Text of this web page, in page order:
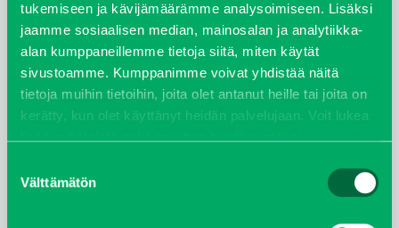
tukemiseen ja kävijämäärämme analysoimiseen. Lisäksi
jaamme sosiaalisen median, mainosalan ja analytiikka-
alan kumppaneillemme tietoja siitä, miten käytät
sivustoamme. Kumppanimme voivat yhdistää näitä
tietoja muihin tietoihin, joita olet antanut heille tai joita on
kerätty, kun olet käyttänyt heidän palvelujaan. Voit lukea
valinta
Välttämätön
joulukuu 2022
huhtikuu 2022
helmikuu 2022